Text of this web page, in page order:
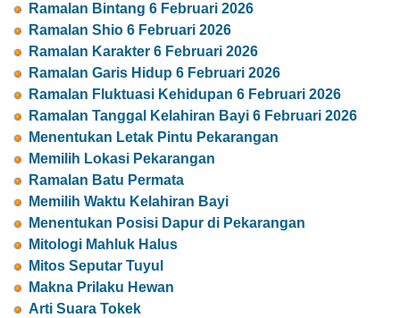
Ramalan Bintang 6 Februari 2026
Ramalan Shio 6 Februari 2026
Ramalan Karakter 6 Februari 2026
Ramalan Garis Hidup 6 Februari 2026
Ramalan Fluktuasi Kehidupan 6 Februari 2026
Ramalan Tanggal Kelahiran Bayi 6 Februari 2026
Menentukan Letak Pintu Pekarangan
Memilih Lokasi Pekarangan
Ramalan Batu Permata
Memilih Waktu Kelahiran Bayi
Menentukan Posisi Dapur di Pekarangan
Mitologi Mahluk Halus
Mitos Seputar Tuyul
Makna Prilaku Hewan
Arti Suara Tokek